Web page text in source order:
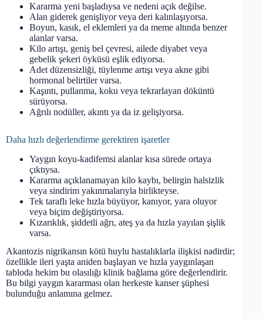
Kararma yeni başladıysa ve nedeni açık değilse.
Alan giderek genişliyor veya deri kalınlaşıyorsa.
Boyun, kasık, el eklemleri ya da meme altında benzer
alanlar varsa.
Kilo artışı, geniş bel çevresi, ailede diyabet veya
gebelik şekeri öyküsü eşlik ediyorsa.
Adet düzensizliği, tüylenme artışı veya akne gibi
hormonal belirtiler varsa.
Kaşıntı, pullanma, koku veya tekrarlayan döküntü
sürüyorsa.
Ağrılı nodüller, akıntı ya da iz gelişiyorsa.
Daha hızlı değerlendirme gerektiren işaretler
Yaygın koyu-kadifemsi alanlar kısa sürede ortaya
çıktıysa.
Kararma açıklanamayan kilo kaybı, belirgin halsizlik
veya sindirim yakınmalarıyla birlikteyse.
Tek taraflı leke hızla büyüyor, kanıyor, yara oluyor
veya biçim değiştiriyorsa.
Kızarıklık, şiddetli ağrı, ateş ya da hızla yayılan şişlik
varsa.
Akantozis nigrikansın kötü huylu hastalıklarla ilişkisi nadirdir;
özellikle ileri yaşta aniden başlayan ve hızla yaygınlaşan
tabloda hekim bu olasılığı klinik bağlama göre değerlendirir.
Bu bilgi yaygın kararması olan herkeste kanser şüphesi
bulunduğu anlamına gelmez.